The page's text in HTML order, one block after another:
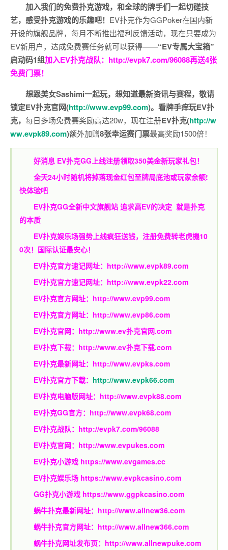
加入我们的免费扑克游戏，和全球的牌手们一起切磋技
艺，感受扑克游戏的乐趣吧！ EV扑克作为GGPoker在国内新
开设的旗舰品牌，每月不断推出福利反馈活动，现在只要成为
EV新用户，达成免费赛任务就可以获得——“EV专属大宝箱”
启动码1组加入EV扑克战队： http://evpk7.com/96088再送4张
免费门票！
想跟美女Sashimi一起玩， 想知道最新资讯与赛程， 敬请
锁定EV扑克官网(http://www.evp99.com)。 看牌手痒玩EV扑
克， 每日多场免费赛奖励高达20w，现在注册EV扑克(http://w
ww.evpk89.com)额外加赠8张幸运赛门票最高奖励1500倍！
好消息 EV扑克GG上线注册领取350美金新玩家礼包！
全天24小时随机将掉落现金红包至牌局底池或玩家余额!
快体验吧
EV扑克GG全新中文旗舰站 追求高EV的决定 就是扑克
的本质
EV扑克娱乐场强势上线疯狂送钱，注册免费转老虎機10
0次！国际认证最安心！
EV扑克官方速记网址： http://www.evpk89.com
EV扑克官方速记网址： http://www.evpk22.com
EV扑克官方网址： http://www.evp99.com
EV扑克官方网址： http://www.evp86.com
EV扑克官网： http://www.ev扑克官网.com
EV扑克下载： http://www.ev扑克下载.com
EV扑克最新网址： http://www.evpks.com
EV扑克官方下载： http://www.evpk66.com
EV扑克电脑版网址： http://www.evpk88.com
EV扑克GG官方： http://www.evpk68.com
EV扑克战队： http://evpk7.com/96088
EV扑克官网： http://www.evpukes.com
EV扑克小游戏 https://www.evgames.cc
EV扑克娱乐场 https://www.evpkcasino.com
GG扑克小游戏 https://www.ggpkcasino.com
蜗牛扑克最新网址： http://www.allnew36.com
蜗牛扑克官方网址： http://www.allnew366.com
蜗牛扑克网址发布页： http://www.allnewpuke.com